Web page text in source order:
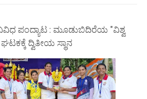
ವಿವಿಧ ಪಂದ್ಯಾಟ : ಮೂಡುಬಿದಿರೆಯ "ವಿಶ್ವ
ದ್ವಿತೀಯ ಸ್ಥಾನ